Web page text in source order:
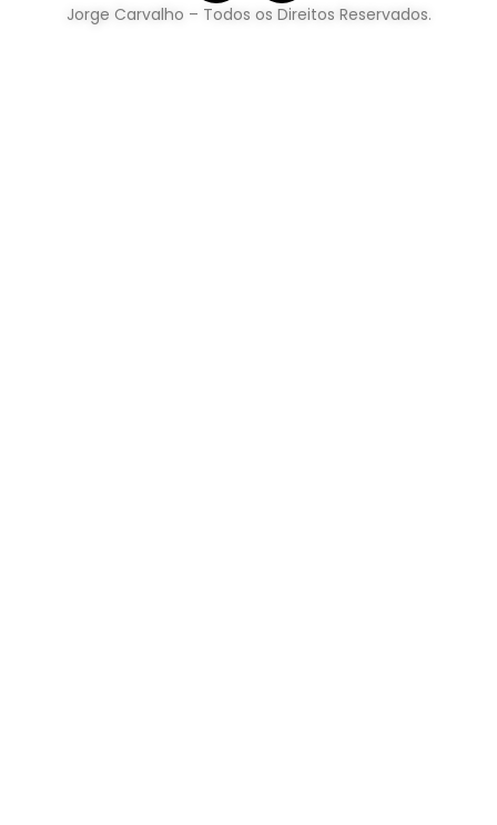
Jorge Carvalho – Todos os Direitos Reservados.